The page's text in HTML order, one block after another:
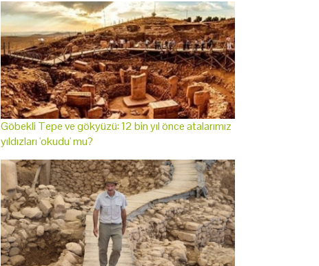
Göbekli Tepe ve gökyüzü: 12 bin yıl önce atalarımız
yıldızları 'okudu' mu?